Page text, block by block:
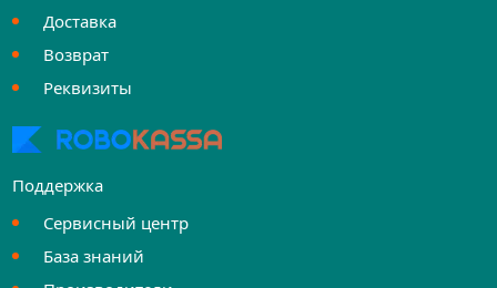
Доставка
Возврат
Реквизиты
Поддержка
Сервисный центр
База знаний